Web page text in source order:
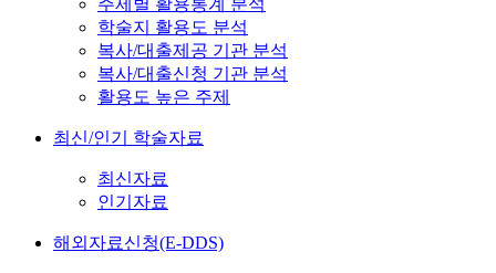
주제별 활용통계 분석
학술지 활용도 분석
복사/대출제공 기관 분석
복사/대출신청 기관 분석
활용도 높은 주제
최신/인기 학술자료
최신자료
인기자료
해외자료신청(E-DDS)